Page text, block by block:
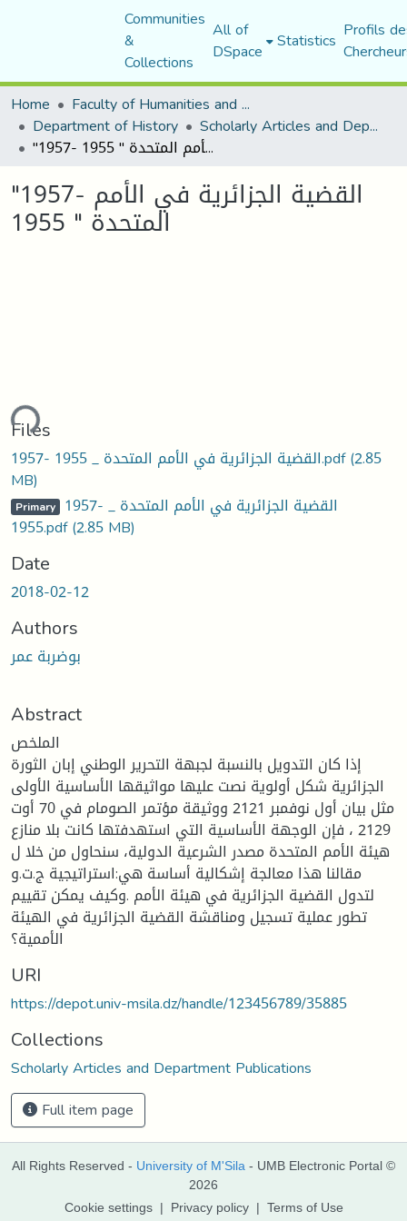
Communities
&
Collections
All of
DSpace Statistics Profils
Home
Faculty of Humanities and Social Sciences
Department of History Scholarly Articles and Department Publications
"1957- القضية الجزائرية في الأمم المتحدة " 1955
"1957- القضية الجزائرية في الأمم
المتحدة " 1955
Files
1957- القضية الجزائرية في الأمم المتحدة _ 1955.pdf(2.85
MB)
Primary 1957- القضية الجزائرية في الأمم المتحدة _
1955.pdf(2.85 MB)
Date
2018-02-12
Authors
بوضربة عمر
Abstract
الملخص
إذا كان التدويل بالنسبة لجبهة التحرير الوطني إبان الثورة
الجزائرية شكل أولوية نصت عليها مواثيقها الأساسية الأولى
مثل بيان أول نوفمبر 2121 ووثيقة مؤتمر الصومام في 70 أوت
2129 ، فإن الوجهة الأساسية التي استهدفتها كانت بلا منازع
هيئة الأمم المتحدة مصدر الشرعية الدولية، سنحاول من خلا ل
مقالنا هذا معالجة إشكالية أساسة هي:استراتيجية ج.ت.و
لتدول القضية الجزائرية في هيئة الأمم .وكيف يمكن تقييم
تطور عملية تسجيل ومناقشة القضية الجزائرية في الهيئة
الأممية؟
URI
https://depot.univ-msila.dz/handle/123456789/35885
Collections
Scholarly Articles and Department Publications
Full item page
All Rights Reserved - University of M'Sila - UMB Electronic Portal ©
2026
Cookie settings | Privacy policy | Terms of Use